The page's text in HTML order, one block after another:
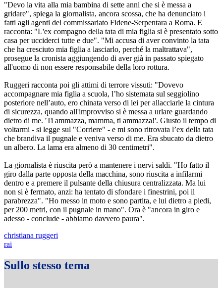
"Devo la vita alla mia bambina di sette anni che si è messa a
gridare", spiega la giornalista, ancora scossa, che ha denunciato i
fatti agli agenti del commissariato Fidene-Serpentara a Roma. E
racconta: "L'ex compagno della tata di mia figlia si è presentato sotto
casa per ucciderci tutte e due". "Mi accusa di aver convinto la tata
che ha cresciuto mia figlia a lasciarlo, perché la maltrattava",
prosegue la cronista aggiungendo di aver già in passato spiegato
all'uomo di non essere responsabile della loro rottura.
Ruggeri racconta poi gli attimi di terrore vissuti: "Dovevo
accompagnare mia figlia a scuola, l’ho sistemata sul seggiolino
posteriore nell’auto, ero chinata verso di lei per allacciarle la cintura
di sicurezza, quando all'improvviso si è messa a urlare guardando
dietro di me. 'Ti ammazza, mamma, ti ammazza!'. Giusto il tempo di
voltarmi - si legge sul "Corriere" - e mi sono ritrovata l’ex della tata
che brandiva il pugnale e veniva verso di me. Era sbucato da dietro
un albero. La lama era almeno di 30 centimetri".
La giornalista è riuscita però a mantenere i nervi saldi. "Ho fatto il
giro dalla parte opposta della macchina, sono riuscita a infilarmi
dentro e a premere il pulsante della chiusura centralizzata. Ma lui
non si è fermato, anzi: ha tentato di sfondare i finestrini, poi il
parabrezza". "Ho messo in moto e sono partita, e lui dietro a piedi,
per 200 metri, con il pugnale in mano". Ora è "ancora in giro e
adesso - conclude - abbiamo davvero paura".
christiana ruggeri
rai
Sullo stesso tema